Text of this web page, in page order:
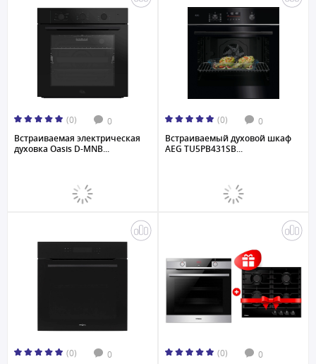
(0) 0
Встраиваемая электрическая
духовка Oasis D-MNB...
(0) 0
Встраиваемый духовой шкаф
AEG TU5PB431SB...
(0) 0 (0) 0